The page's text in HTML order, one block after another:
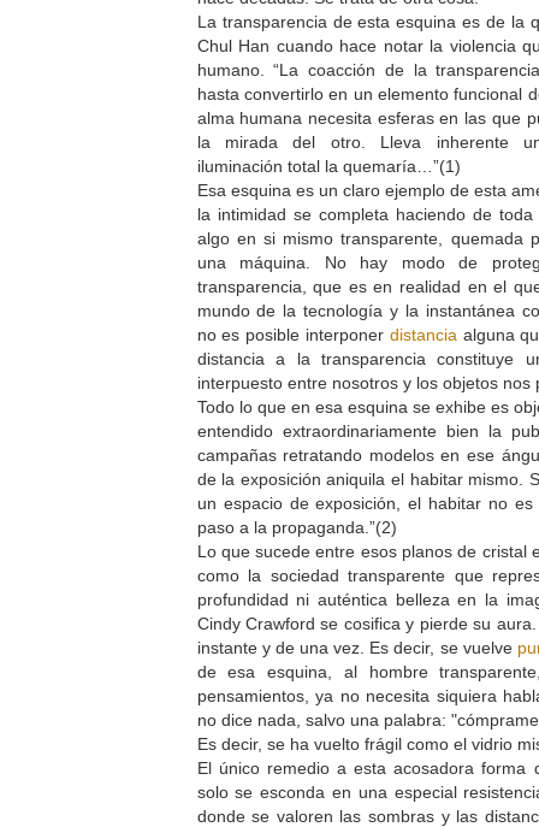
La transparencia de esta esquina es de la
Chul Han cuando hace notar la violencia
humano. “La coacción de la
hasta convertirlo en un elemento funcional
alma humana necesita esferas en las que
la mirada del otro. Lleva inherente
iluminación total la quemaría…”(1)
Esa esquina es un claro ejemplo de esta
la intimidad se completa haciendo de
algo en si mismo transparente, quemada
una máquina. No hay modo de
transparencia, que es en realidad en el
mundo de la tecnología y la instantánea
no es posible interponer distancia alguna
distancia a la transparencia constituye
interpuesto entre nosotros y los objetos nos
Todo lo que en esa esquina se exhibe es
entendido extraordinariamente bien la
campañas retratando modelos en ese
de la exposición aniquila el habitar mismo.
un espacio de exposición, el habitar no
paso a la propaganda.”(2)
Lo que sucede entre esos planos de cristal
como la sociedad transparente que
profundidad ni auténtica belleza en la
Cindy Crawford se cosifica y pierde su
instante y de una vez. Es decir, se vuelve
de esa esquina, al hombre
pensamientos, ya no necesita siquiera
no dice nada, salvo una palabra:
Es decir, se ha vuelto frágil como el vidrio
El único remedio a esta acosadora forma
solo se esconda en una especial
donde se valoren las sombras y las